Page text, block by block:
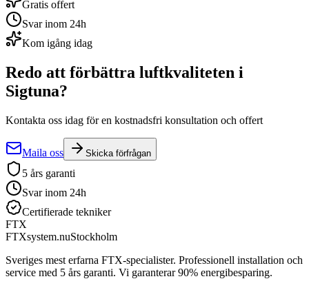
Gratis offert
Svar inom 24h
Kom igång idag
Redo att förbättra luftkvaliteten i
Sigtuna?
Kontakta oss idag för en kostnadsfri konsultation och offert
Maila oss Skicka förfrågan
5 års garanti
Svar inom 24h
Certifierade tekniker
FTX
FTXsystem.nuStockholm
Sveriges mest erfarna FTX-specialister. Professionell installation och
service med 5 års garanti. Vi garanterar 90% energibesparing.